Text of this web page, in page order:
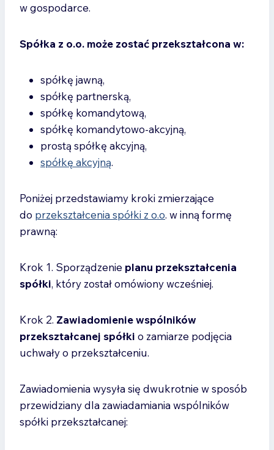
w gospodarce.
Spółka z o.o. może zostać przekształcona w:
spółkę jawną,
spółkę partnerską,
spółkę komandytową,
spółkę komandytowo-akcyjną,
prostą spółkę akcyjną,
spółkę akcyjną.
Poniżej przedstawiamy kroki zmierzające
do przekształcenia spółki z o.o. w inną formę
prawną:
Krok 1. Sporządzenie planu przekształcenia
spółki, który został omówiony wcześniej.
Krok 2. Zawiadomienie wspólników
przekształcanej spółki o zamiarze podjęcia
uchwały o przekształceniu.
Zawiadomienia wysyła się dwukrotnie w sposób
przewidziany dla zawiadamiania wspólników
spółki przekształcanej: